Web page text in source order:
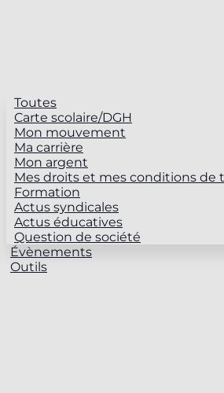
Toutes
Carte scolaire/DGH
Mon mouvement
Ma carrière
Mon argent
Mes droits et mes conditions de
Formation
Actus syndicales
Actus éducatives
Question de société
Évènements
Outils